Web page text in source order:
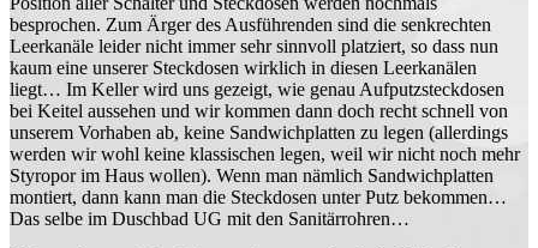
besprochen. Zum Ärger des Ausführenden sind die senkrechten
Leerkanäle leider nicht immer sehr sinnvoll platziert, so dass nun
kaum eine unserer Steckdosen wirklich in diesen Leerkanälen
liegt… Im Keller wird uns gezeigt, wie genau Aufputzsteckdosen
bei Keitel aussehen und wir kommen dann doch recht schnell von
unserem Vorhaben ab, keine Sandwichplatten zu legen (allerdings
werden wir wohl keine klassischen legen, weil wir nicht noch mehr
Styropor im Haus wollen). Wenn man nämlich Sandwichplatten
montiert, dann kann man die Steckdosen unter Putz bekommen…
Das selbe im Duschbad UG mit den Sanitärrohren…